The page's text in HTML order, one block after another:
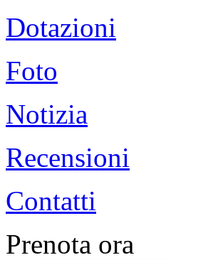
Dotazioni
Foto
Notizia
Recensioni
Contatti
Prenota ora